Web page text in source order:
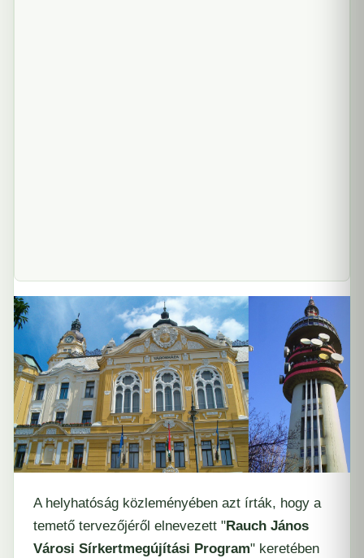
A helyhatóság közleményében azt írták, hogy a
temető tervezőjéről elnevezett "Rauch János
Városi Sírkertmegújítási Program" keretében